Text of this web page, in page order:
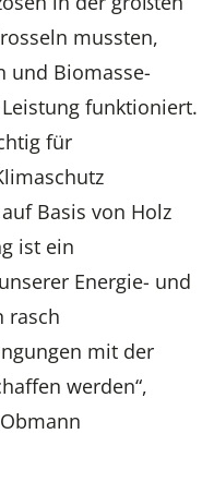
mussten,
und Biomasse-
funktioniert.
für
Basis von Holz
ist ein
Energie- und
rasch
mit der
werden“,